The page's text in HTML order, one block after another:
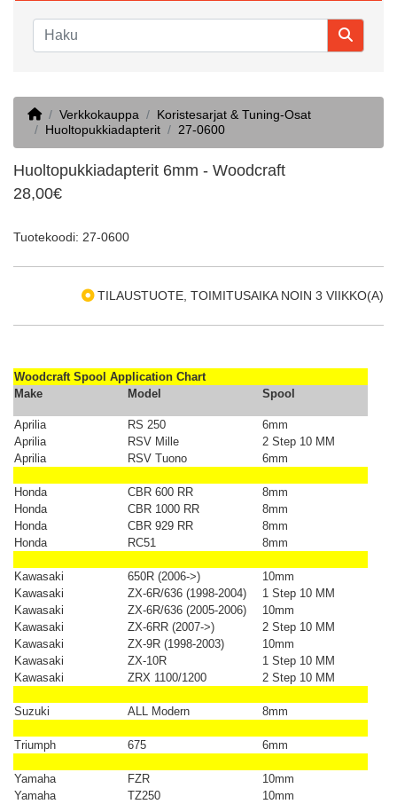
HomeVerkkokauppa
Koristesarjat & Tuning-Osat
Huoltopukkiadapterit
27-0600
Huoltopukkiadapterit 6mm - Woodcraft
28,00€
Tuotekoodi: 27-0600
TILAUSTUOTE, TOIMITUSAIKA NOIN 3 VIIKKO(A)
Woodcraft Spool Application Chart
Make
Model Spool
Aprilia RS 250
6mm
Aprilia
RSV Mille
2 Step 10 MM
Aprilia
RSV Tuono 6mm
Honda CBR 600 RR
8mm
Honda
CBR 1000 RR
8mm
Honda
CBR 929 RR
8mm
Honda
RC51 8mm
Kawasaki 650R (2006->)
10mm
Kawasaki
ZX-6R/636 (1998-2004)
1 Step 10 MM
Kawasaki
ZX-6R/636 (2005-2006)
10mm
Kawasaki
ZX-6RR (2007->)
2 Step 10 MM
Kawasaki
ZX-9R (1998-2003)
10mm
Kawasaki
ZX-10R
1 Step 10 MM
Kawasaki
ZRX 1100/1200 2 Step 10 MM
Suzuki ALL Modern 8mm
Triumph 675 6mm
Yamaha FZR
10mm
Yamaha
TZ250
10mm